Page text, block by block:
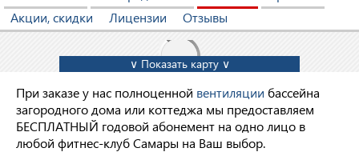
Акции, скидки
Лицензии Отзывы
∨ Показать карту ∨
При заказе у нас полноценной вентиляции бассейна
загородного дома или коттеджа мы предоставляем
БЕСПЛАТНЫЙ годовой абонемент на одно лицо в
любой фитнес-клуб Самары на Ваш выбор.